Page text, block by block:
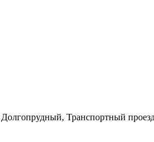
Долгопрудный, Транспортный